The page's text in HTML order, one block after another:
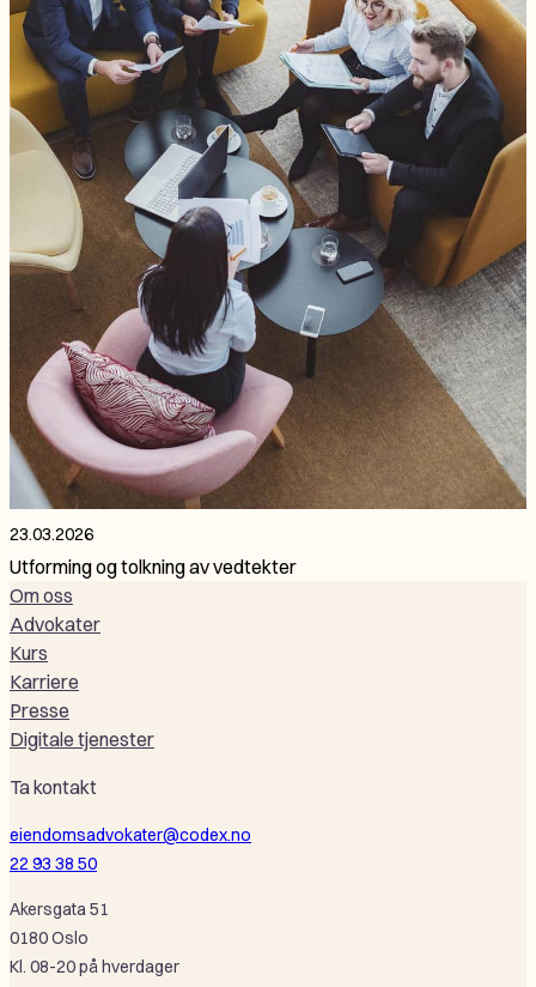
23.03.2026
Utforming og tolkning av vedtekter
Ta kontakt
eiendomsadvokater@codex.no
22 93 38 50
Akersgata 51
0180 Oslo
Kl. 08-20 på hverdager
Om oss
Advokater
Kurs
Karriere
Presse
Digitale tjenester